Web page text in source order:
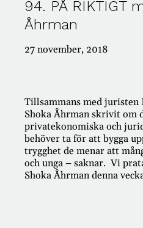
94. PÅ RIKTIGT
Åhrman
27 november, 2018
Tillsammans med juristen
Shoka Åhrman skrivit om
privatekonomiska och
behöver ta för att bygga
trygghet de menar att
och unga – saknar. Vi
Shoka Åhrman denna
#421: PÅ RIKTIGT –
#419: PÅ RIKTIGT
Kategorier
AI